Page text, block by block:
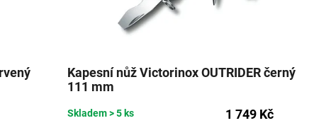
Kapesní nůž Victorinox OUTRIDER černý
111 mm
Skladem> 5 ks 1 749 Kč